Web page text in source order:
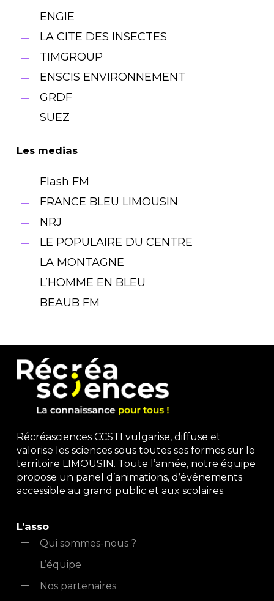
ENGIE
LA CITE DES INSECTES
TIMGROUP
ENSCIS ENVIRONNEMENT
GRDF
SUEZ
Les medias
Flash FM
FRANCE BLEU LIMOUSIN
NRJ
LE POPULAIRE DU CENTRE
LA MONTAGNE
L’HOMME EN BLEU
BEAUB FM
Récréasciences CCSTI vulgarise, diffuse et
valorise les sciences sous toutes ses formes sur le
territoire LIMOUSIN. Toute l’année, notre équipe
propose un panel d’animations, d’événements
accessible au grand public et aux scolaires.
L’asso
Qui sommes-nous ?
L’équipe
Nos partenaires